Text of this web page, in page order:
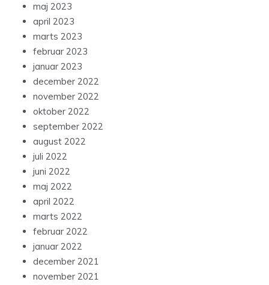
maj 2023
april 2023
marts 2023
februar 2023
januar 2023
december 2022
november 2022
oktober 2022
september 2022
august 2022
juli 2022
juni 2022
maj 2022
april 2022
marts 2022
februar 2022
januar 2022
december 2021
november 2021